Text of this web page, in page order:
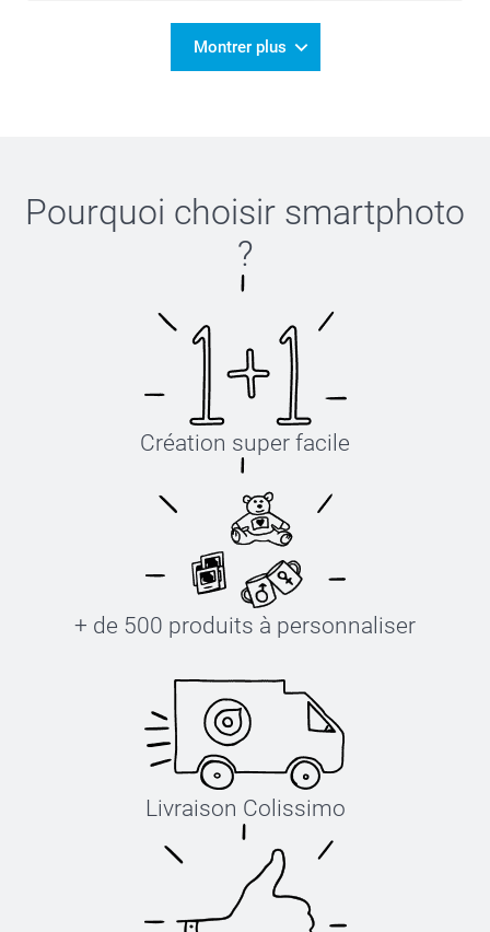
Montrer plus
Pourquoi choisir smartphoto
?
Création super facile
+ de 500 produits à personnaliser
Livraison Colissimo